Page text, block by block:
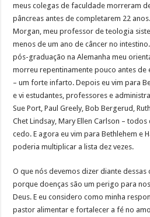
meus colegas de faculdade morreram
pâncreas antes de completarem 22
Morgan, meu professor de teologia
menos de um ano de câncer no
pós-graduação na Alemanha meu
morreu repentinamente pouco antes de
– um forte infarto. Depois eu vim para
e vi estudantes, professores e
Sue Port, Paul Greely, Bob Bergerud,
Chet Lindsay, Mary Ellen Carlson –
cedo. E agora eu vim para Bethlehem e
poderia multiplicar a lista dez vezes.
O que nós devemos dizer diante dessas
porque doenças são um perigo para
Deus. E eu considero como minha
pastor alimentar e fortalecer a fé no